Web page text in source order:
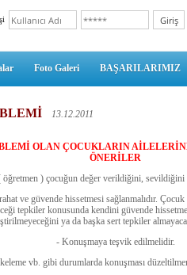
Foto Galeri BAŞARILARIMIZ
13.12.2011
OLAN ÇOCUKLARIN
ÖNERİLER
) çocuğun değer verildiğini, sevildiğini
ve güvende hissetmesi sağlanmalıdır.
tepkiler konusunda kendini güvende
ya da başka sert tepkiler
- Konuşmaya teşvik edilmelidir.
vb. gibi durumlarda konuşması